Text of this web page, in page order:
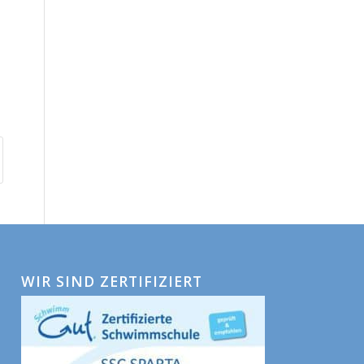
WIR SIND ZERTIFIZIERT